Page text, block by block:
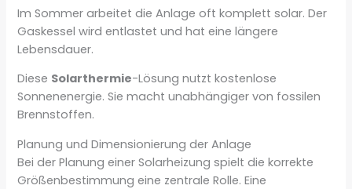
Im Sommer arbeitet die Anlage oft komplett solar. Der
Gaskessel wird entlastet und hat eine längere
Lebensdauer.
Diese Solarthermie-Lösung nutzt kostenlose
Sonnenenergie. Sie macht unabhängiger von fossilen
Brennstoffen.
Planung und Dimensionierung der Anlage
Bei der Planung einer Solarheizung spielt die korrekte
Größenbestimmung eine zentrale Rolle. Eine